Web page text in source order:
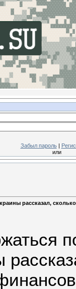
Забыл пароль|
или
рассказал,